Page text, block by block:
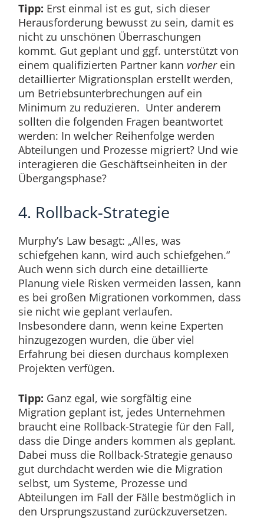
Tipp: Erst einmal ist es gut, sich dieser
Herausforderung bewusst zu sein, damit es
nicht zu unschönen Überraschungen
kommt. Gut geplant und ggf. unterstützt von
einem qualifizierten Partner kann vorherein
detaillierter Migrationsplan erstellt werden,
um Betriebsunterbrechungen auf ein
Minimum zu reduzieren. Unter anderem
sollten die folgenden Fragen beantwortet
werden: In welcher Reihenfolge werden
Abteilungen und Prozesse migriert? Und wie
interagieren die Geschäftseinheiten in der
Übergangsphase?
4. Rollback-Strategie
Murphy’s Law besagt: „Alles, was
schiefgehen kann, wird auch schiefgehen.“
Auch wenn sich durch eine detaillierte
Planung viele Risken vermeiden lassen, kann
es bei großen Migrationen vorkommen, dass
sie nicht wie geplant verlaufen.
Insbesondere dann, wenn keine Experten
hinzugezogen wurden, die über viel
Erfahrung bei diesen durchaus komplexen
Projekten verfügen.
Tipp: Ganz egal, wie sorgfältig eine
Migration geplant ist, jedes Unternehmen
braucht eine Rollback-Strategie für den Fall,
dass die Dinge anders kommen als geplant.
Dabei muss die Rollback-Strategie genauso
gut durchdacht werden wie die Migration
selbst, um Systeme, Prozesse und
Abteilungen im Fall der Fälle bestmöglich in
den Ursprungszustand zurückzuversetzen.